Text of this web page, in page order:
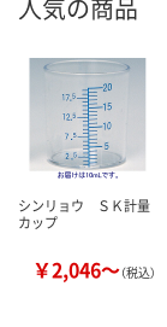
人気の商品
シンリョウ ＳＫ計量
カップ
￥2,046～（税込）